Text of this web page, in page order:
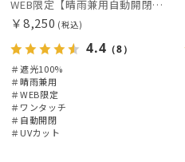
WEB限定【晴雨兼用自動開閉日傘】エスタ(estaa)REIKYAKUパラソル 55㎝ ラディクール 遮光100 UV100 ワンタッチ開閉
￥8,250 (税込)
4.4 （8）
＃遮光100%
＃晴雨兼用
＃WEB限定
＃ワンタッチ
＃自動開閉
＃UVカット